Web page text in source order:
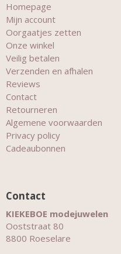
Homepage
Mijn account
Oorgaatjes zetten
Onze winkel
Veilig betalen
Verzenden en afhalen
Reviews
Contact
Retourneren
Algemene voorwaarden
Privacy policy
Cadeaubonnen
Contact
KIEKEBOE modejuwelen
Ooststraat 80
8800 Roeselare